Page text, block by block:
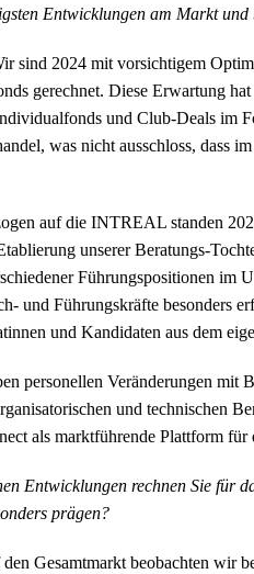
Entwicklungen am Markt
sind 2024 mit vorsichtigem
gerechnet. Diese Erwartung
und Club-Deals im
was nicht ausschloss, dass
auf die INTREAL standen
unserer Beratungs-
Führungspositionen im
und Führungskräfte besonders
und Kandidaten aus dem
personellen Veränderungen mit
und technischen
als marktführende Plattform für
Entwicklungen rechnen Sie für
prägen?
Gesamtmarkt beobachten wir